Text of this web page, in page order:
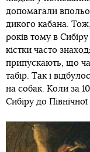
допомагали
дикого кабана.
років тому в
кістки часто
припускають, що
табір. Так і
на собак. Коли за
Сибіру до